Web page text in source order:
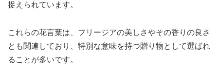
捉えられています。
これらの花言葉は、フリージアの美しさやその香りの良さ
とも関連しており、特別な意味を持つ贈り物として選ばれ
ることが多いです。